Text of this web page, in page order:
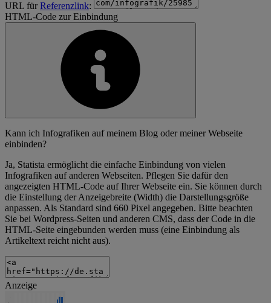
URL fürReferenzlink:
HTML-Code zur Einbindung
Kann ich Infografiken auf meinem Blog oder meiner Webseite
einbinden?
Ja, Statista ermöglicht die einfache Einbindung von vielen
Infografiken auf anderen Webseiten. Pflegen Sie dafür den
angezeigten HTML-Code auf Ihrer Webseite ein. Sie können durch
die Einstellung der Anzeigebreite (Width) die Darstellungsgröße
anpassen. Als Standard sind 660 Pixel angegeben. Bitte beachten
Sie bei Wordpress-Seiten und anderen CMS, dass der Code in die
HTML-Seite eingebunden werden muss (eine Einbindung als
Artikeltext reicht nicht aus).
Anzeige